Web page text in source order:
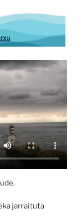
jarraituta